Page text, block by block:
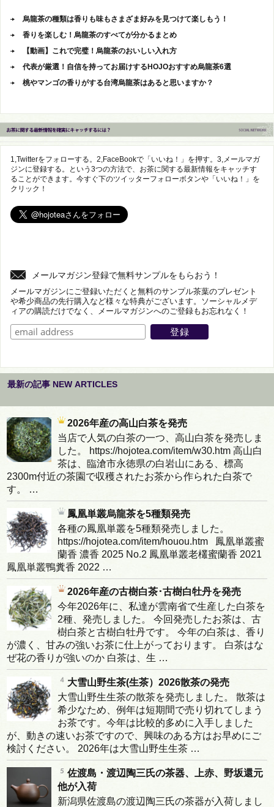
烏龍茶の種類は香りも味もさまざま好みを見つけて楽しもう！
香りを楽しむ！烏龍茶のすべてが分かるまとめ
【動画】これで完璧！烏龍茶のおいしい入れ方
代表が厳選！自信を持ってお届けするHOJOおすすめ烏龍茶6選
桃やマンゴの香りがする台湾烏龍茶はあると思いますか？
1,Twitterをフォローする。2,FaceBookで「いいね！」を押す。3,メールマガ
ジンに登録する。という3つの方法で、お茶に関する最新情報をキャッチす
ることができます。今すぐ下のツイッターフォローボタンや「いいね！」を
クリック！
メールマガジン登録で無料サンプルをもらおう！
メールマガジンにご登録いただくと無料のサンプル茶葉のプレゼント
や希少商品の先行購入など様々な特典がございます。ソーシャルメデ
ィアの購読だけでなく、メールマガジンへのご登録もお忘れなく！
最新の記事 NEW ARTICLES
2026年産の高山白茶を発売
当店で人気の白茶の一つ、高山白茶を発売しま
した。 https://hojotea.com/item/w30.htm 高山白
茶は、臨滄市永徳県の白岩山にある、標高
2300m付近の茶園で収穫されたお茶から作られた白茶で
す。 …
鳳凰単叢烏龍茶を5種類発売
各種の鳳凰単叢を5種類発売しました。
https://hojotea.com/item/houou.htm 鳳凰単叢蜜
蘭香 濃香 2025 No.2 鳳凰単叢老欉蜜蘭香 2021
鳳凰単叢鴨糞香 2022 …
2026年産の古樹白茶･古樹白牡丹を発売
今年2026年に、私達が雲南省で生産した白茶を
2種、発売しました。 今回発売したお茶は、古
樹白茶と古樹白牡丹です。 今年の白茶は、香り
が濃く、甘みの強いお茶に仕上がっております。 白茶はな
ぜ花の香りが強いのか 白茶は、生 …
大雪山野生茶(生茶）2026散茶の発売
大雪山野生生茶の散茶を発売しました。 散茶は
希少なため、例年は短期間で売り切れてしまう
お茶です。今年は比較的多めに入手しました
が、動きの速いお茶ですので、興味のある方はお早めにご
検討ください。 2026年は大雪山野生生茶 …
佐渡島・渡辺陶三氏の茶器、上赤、野坂還元
他が入荷
新潟県佐渡島の渡辺陶三氏の茶器が入荷しまし